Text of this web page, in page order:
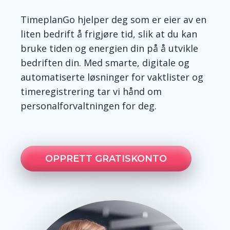
TimeplanGo hjelper deg som er eier av en
liten bedrift å frigjøre tid, slik at du kan
bruke tiden og energien din på å utvikle
bedriften din. Med smarte, digitale og
automatiserte løsninger for vaktlister og
timeregistrering tar vi hånd om
personalforvaltningen for deg.
OPPRETT GRATISKONTO